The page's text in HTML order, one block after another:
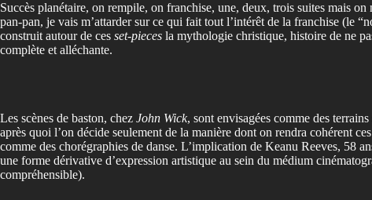
Succès planétaire, on rempile, on franchise, une, deux, trois suites mais
pan-pan, je vais m’attarder sur ce qui fait tout l’intérêt de la franchise (le
construit autour de ces set-pieces la mythologie christique, histoire de ne
complète et alléchante.
Les scènes de baston, chez John Wick, sont envisagées comme des
après quoi l’on décide seulement de la manière dont on rendra cohérent
comme des chorégraphies de danse. L’implication de Keanu Reeves, 58
une forme dérivative d’expression artistique au sein du médium
compréhensible).